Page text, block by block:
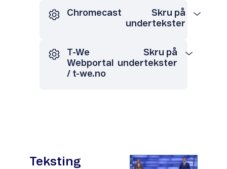
Chromecast
Skru på
undertekster
T-We
Webportal
/ t-we.no
Skru på
undertekster
Teksting